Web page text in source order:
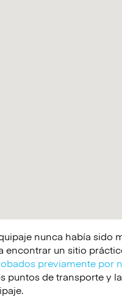
nunca había sido
encontrar un sitio
previamente por
puntos de transporte y